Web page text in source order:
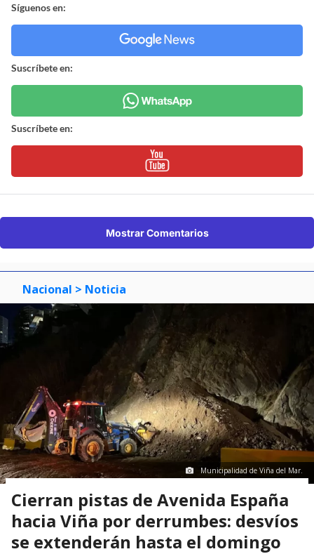
Síguenos en:
Suscríbete en:
Suscríbete en:
Mostrar Comentarios
Nacional > Noticia
Municipalidad de Viña del Mar.
Cierran pistas de Avenida España
hacia Viña por derrumbes: desvíos
se extenderán hasta el domingo